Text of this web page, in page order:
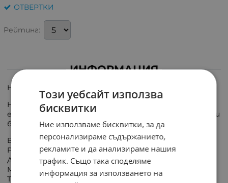
ОТВЕРТКИ
Рейтинг:
ИНФОРМАЦИЯ
Накрайник бит кръстат GROSS PH2x50mm
Накрайник Philips кръстат за отвертки,
електроинструменти, винтоверти и акумулаторни
бормашини.
Вид бит/накрайник: PH, кръстат
Размер на накрайника: PH2
Дължина: 50мм
Материал: стомана S2
Твърдост: 58-62 HRC
Този уебсайт използва
бисквитки
Ние използваме бисквитки, за да
персонализираме съдържанието,
рекламите и да анализираме нашия
трафик. Също така споделяме
информация за използването на